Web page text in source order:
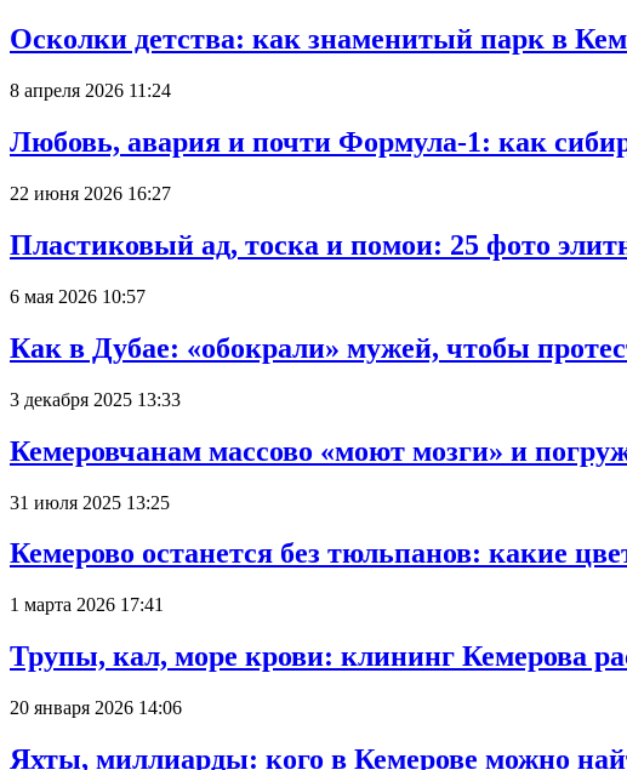
Осколки детства: как знаменитый парк в
8 апреля 2026 11:24
Любовь, авария и почти Формула-1: как
22 июня 2026 16:27
Пластиковый ад, тоска и помои: 25 фото
6 мая 2026 10:57
Как в Дубае: «обокрали» мужей, чтобы
3 декабря 2025 13:33
Кемеровчанам массово «моют мозги» и
31 июля 2025 13:25
Кемерово останется без тюльпанов: какие
1 марта 2026 17:41
Трупы, кал, море крови: клининг Кемерова
20 января 2026 14:06
Яхты, миллиарды: кого в Кемерове можно